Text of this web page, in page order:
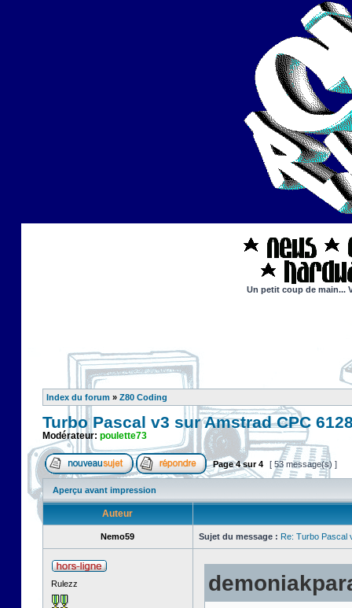
Un petit coup de main...
Index du forum » Z80 Coding
Turbo Pascal v3 sur Amstrad CPC
Modérateur: poulette73
Page4sur4 [ 53 message(s) ]
Aperçu avant impression
Auteur
Nemo59 Sujet du message : Re: Turbo Pascal
Rulezz